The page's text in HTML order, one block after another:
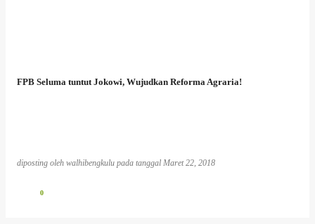
FPB Seluma tuntut Jokowi, Wujudkan Reforma Agraria!
diposting oleh walhibengkulu pada tanggal Maret 22, 2018
0